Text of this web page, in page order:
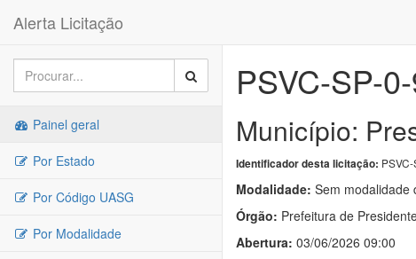
Alerta Licitação
Painel geral
Por Estado
Por Código UASG
Por Modalidade
PSVC-SP-
Município:
Identificador desta licitação:
Modalidade: Sem modalidade
Órgão: Prefeitura de
Abertura: 03/06/2026 09:00